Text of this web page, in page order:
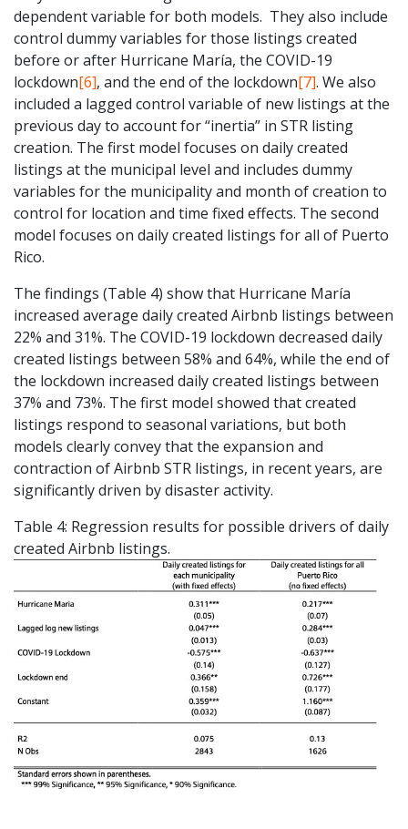
dependent variable for both models. They also include
control dummy variables for those listings created
before or after Hurricane María, the COVID-19
lockdown[6], and the end of the lockdown[7]. We also
included a lagged control variable of new listings at the
previous day to account for “inertia” in STR listing
creation. The first model focuses on daily created
listings at the municipal level and includes dummy
variables for the municipality and month of creation to
control for location and time fixed effects. The second
model focuses on daily created listings for all of Puerto
Rico.
The findings (Table 4) show that Hurricane María
increased average daily created Airbnb listings between
22% and 31%. The COVID-19 lockdown decreased daily
created listings between 58% and 64%, while the end of
the lockdown increased daily created listings between
37% and 73%. The first model showed that created
listings respond to seasonal variations, but both
models clearly convey that the expansion and
contraction of Airbnb STR listings, in recent years, are
significantly driven by disaster activity.
Table 4: Regression results for possible drivers of daily
created Airbnb listings.